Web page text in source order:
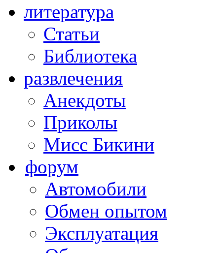
литература
Статьи
Библиотека
развлечения
Анекдоты
Приколы
Мисс Бикини
форум
Автомобили
Обмен опытом
Эксплуатация